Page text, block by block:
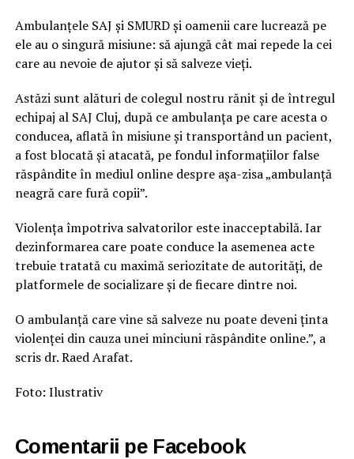
Ambulanțele SAJ și SMURD și oamenii care lucrează pe
ele au o singură misiune: să ajungă cât mai repede la cei
care au nevoie de ajutor și să salveze vieți.
Astăzi sunt alături de colegul nostru rănit și de întregul
echipaj al SAJ Cluj, după ce ambulanța pe care acesta o
conducea, aflată în misiune și transportând un pacient,
a fost blocată și atacată, pe fondul informațiilor false
răspândite în mediul online despre așa-zisa „ambulanță
neagră care fură copii”.
Violența împotriva salvatorilor este inacceptabilă. Iar
dezinformarea care poate conduce la asemenea acte
trebuie tratată cu maximă seriozitate de autorități, de
platformele de socializare și de fiecare dintre noi.
O ambulanță care vine să salveze nu poate deveni ținta
violenței din cauza unei minciuni răspândite online.”, a
scris dr. Raed Arafat.
Foto: Ilustrativ
Comentarii pe Facebook